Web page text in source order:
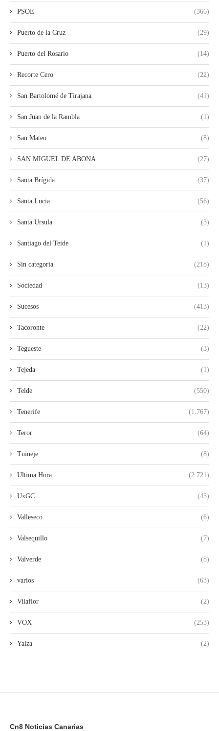
PSOE (366)
Puerto de la Cruz (29)
Puerto del Rosario (14)
Recorte Cero (22)
San Bartolomé de Tirajana (41)
San Juan de la Rambla (1)
San Mateo (8)
SAN MIGUEL DE ABONA (27)
Santa Brígida (37)
Santa Lucia (56)
Santa Ursula (3)
Santiago del Teide (1)
Sin categoria (218)
Sociedad (13)
Sucesos (413)
Tacoronte (22)
Tegueste (3)
Tejeda (1)
Telde (550)
Tenerife (1.767)
Teror (64)
Tuineje (8)
Ultima Hora (2.721)
UxGC (43)
Valleseco (6)
Valsequillo (7)
Valverde (8)
varios (63)
Vilaflor (2)
VOX (253)
Yaiza (2)
Cn8 Noticias Canarias